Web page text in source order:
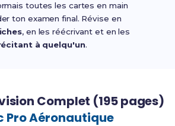
toutes les cartes en main
ton examen final. Révise en
, en les réécrivant et en les
à quelqu'un.
Complet (195 pages)
Pro Aéronautique